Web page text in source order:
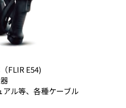
FLIR E54)
アル等、各種ケーブル